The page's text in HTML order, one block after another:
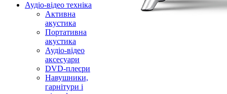
Аудіо-відео техніка
Активна
акустика
Портативна
акустика
Аудіо-відео
аксесуари
DVD-плеєри
Навушники,
гарнітури і